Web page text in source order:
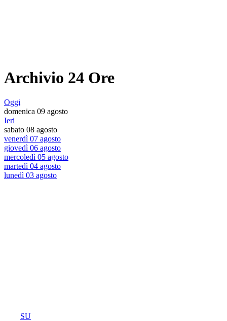
Archivio 24 Ore
Oggi
domenica 09 agosto
Ieri
sabato 08 agosto
venerdì 07 agosto
giovedì 06 agosto
mercoledì 05 agosto
martedì 04 agosto
lunedì 03 agosto
SU